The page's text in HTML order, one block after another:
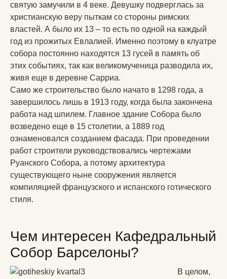
святую замучили в 4 веке. Девушку подверглась за
христианскую веру пыткам со стороны римских
властей. А было их 13 – то есть по одной на каждый
год из прожитых Евлалией. Именно поэтому в клуатре
собора постоянно находятся 13 гусей в память об
этих событиях, так как великомученица разводила их,
живя еще в деревне Сарриа.
Само же строительство было начато в 1298 года, а
завершилось лишь в 1913 году, когда была закончена
работа над шпилем. Главное здание Собора было
возведено еще в 15 столетии, а 1889 год
ознаменовался созданием фасада. При проведении
работ строители руководствовались чертежами
Руанского Собора, а потому архитектура
существующего ныне сооружения является
компиляцией французского и испанского готического
стиля.
Чем интересен Кафедральный
Собор Барселоны?
В целом,